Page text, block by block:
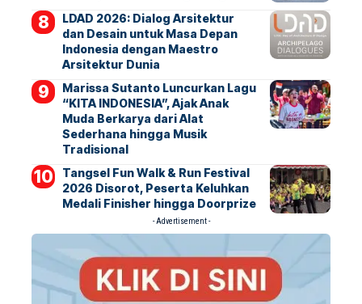
LDAD 2026: Dialog Arsitektur
dan Desain untuk Masa Depan
Indonesia dengan Maestro
Arsitektur Dunia
Marissa Sutanto Luncurkan Lagu
“KITA INDONESIA”, Ajak Anak
Muda Berkarya dari Alat
Sederhana hingga Musik
Tradisional
Tangsel Fun Walk & Run Festival
2026 Disorot, Peserta Keluhkan
Medali Finisher hingga Doorprize
- Advertisement -